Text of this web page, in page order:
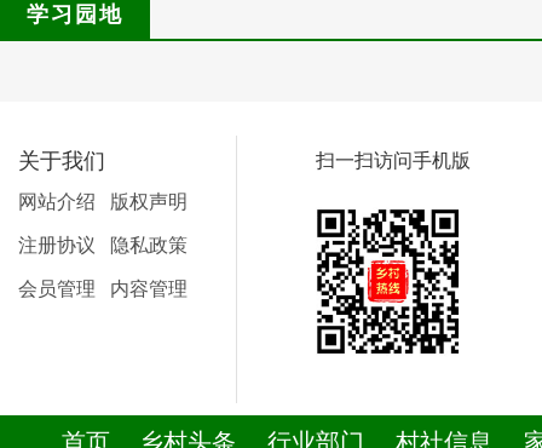
学生专区
网友专区 汇展中心
学习园地
关于我们
网站介绍
版权声明
注册协议
隐私政策
会员管理
内容管理
扫一扫访问手机版
首页 乡村头条 行业部门 村社信息